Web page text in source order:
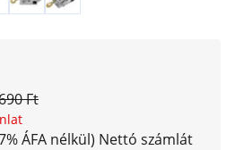
Ft
ÁFA nélkül) Nettó számlát